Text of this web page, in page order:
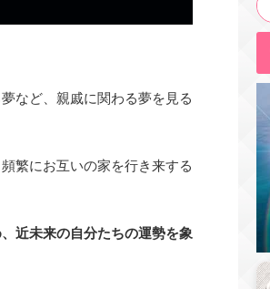
など、親戚に関わる夢を見る
繁にお互いの家を行き来する
近未来の自分たちの運勢を象